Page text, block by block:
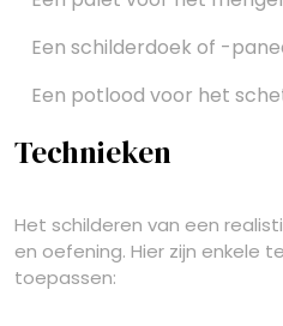
Een schilderdoek of -
Een potlood voor het
Technieken
Het schilderen van een
en oefening. Hier zijn enkele
toepassen: